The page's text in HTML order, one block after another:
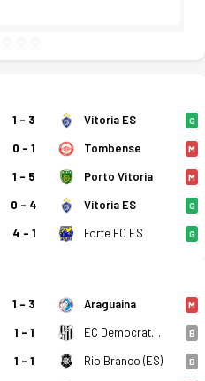
1 - 3 Vitoria ES G
0 - 1 Tombense M
1 - 5 Porto Vitoria M
0 - 4 Vitoria ES G
4 - 1 Forte FC ES G
1 - 3 Araguaina M
1 - 1 EC Democrata MG B
1 - 1 Rio Branco (ES) B